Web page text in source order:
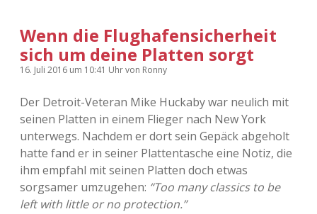
KFMW-Disco
kfmw.stuff
Kopfkinomusik
Nur mal so
Täglicher Sinnwahn
Visuelles
Contact
Adventskalender
Dropdown-
Adventskalender 2010
Adventskalender 2011
Adventskalender 2012
Adventskalender 2013
facebookinstagram
rss soundcloud
vimeoBluesky
Wenn die Flughafensicherheit
sich um deine Platten sorgt
16. Juli 2016 um 10:41 Uhrvon Ronny
Der Detroit-Veteran Mike Huckaby war neulich mit
seinen Platten in einem Flieger nach New York
unterwegs. Nachdem er dort sein Gepäck abgeholt
hatte fand er in seiner Plattentasche eine Notiz, die
ihm empfahl mit seinen Platten doch etwas
sorgsamer umzugehen: “Too many classics to be
left with little or no protection.”